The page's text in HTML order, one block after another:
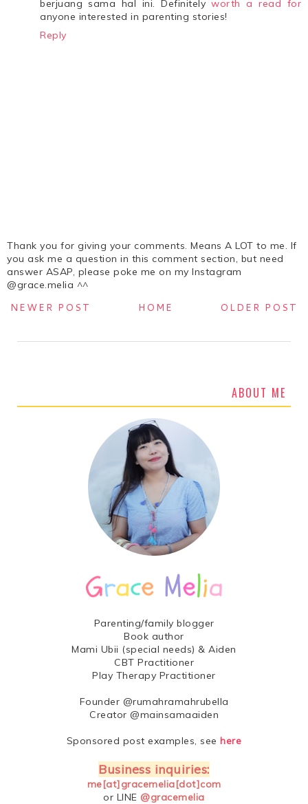
berjuang sama hal ini. Definitelyworth a read for
anyone interested in parenting stories!
Reply
Thank you for giving your comments. Means A LOT to me. If
you ask me a question in this comment section, but need
answer ASAP, please poke me on my Instagram
@grace.melia ^^
NEWER POST OLDER POST
HOME
ABOUT ME
Parenting/family blogger
Book author
Mami Ubii (special needs) & Aiden
CBT Practitioner
Play Therapy Practitioner
Founder @rumahramahrubella
Creator @mainsamaaiden
Sponsored post examples, seehere
Business inquiries:
me[at]gracemelia[dot]com
or LINE @gracemelia